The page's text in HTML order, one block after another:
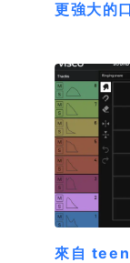
更強大的
來自